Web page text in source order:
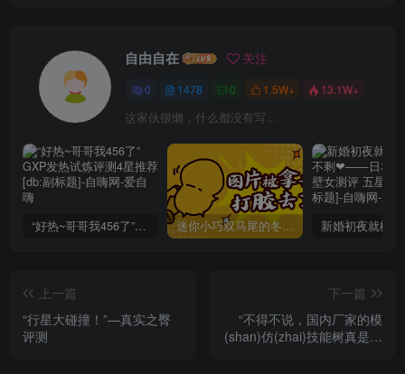
自由自在 关注
0 1478 0 1.5W+ 13.1W+
这家伙很懒，什么都没有写...
“好热~哥哥我456了”GXP发热试炼评测4星推荐[db:副标题] 迷你小巧双马尾的冬爱琴音写真分享，虎牙妹妹YYDS!
上一篇
“行星大碰撞！”—真实之臀
评测
下一篇
“不得不说，国内厂家的模
(shan)仿(zhai)技能树真是点